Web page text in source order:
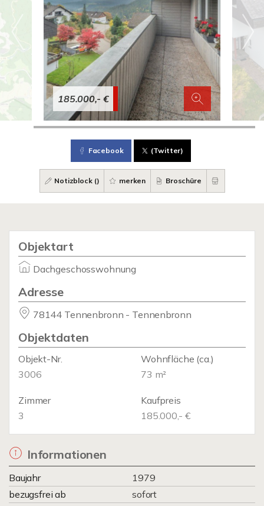
185.000,- €
Facebook (Twitter)
Notizblock () merken Broschüre
Objektart
Dachgeschosswohnung
Adresse
78144 Tennenbronn - Tennenbronn
Objektdaten
Objekt-Nr.
3006
Wohnfläche (ca.)
73 m²
Zimmer
3
Kaufpreis
185.000,- €
Informationen
Baujahr
1979
bezugsfrei ab
sofort